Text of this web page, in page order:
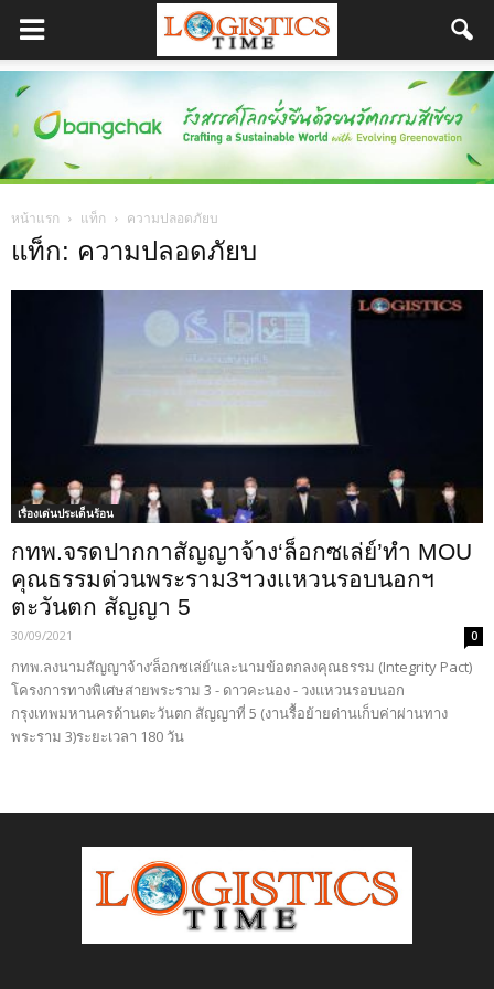
หน้าแรก แท็ก ความปลอดภัยบ
แท็ก: ความปลอดภัยบ
เรื่องเด่นประเด็นร้อน
กทพ.จรดปากกาสัญญาจ้าง‘ล็อกซเล่ย์’ทำ MOU
คุณธรรมด่วนพระราม3ฯวงแหวนรอบนอกฯ
ตะวันตก สัญญา 5
30/09/2021 0
กทพ.ลงนามสัญญาจ้าง‘ล็อกซเล่ย์’และนามข้อตกลงคุณธรรม (Integrity Pact)
โครงการทางพิเศษสายพระราม 3 - ดาวคะนอง - วงแหวนรอบนอก
กรุงเทพมหานครด้านตะวันตก สัญญาที่ 5 (งานรื้อย้ายด่านเก็บค่าผ่านทาง
พระราม 3)ระยะเวลา 180 วัน